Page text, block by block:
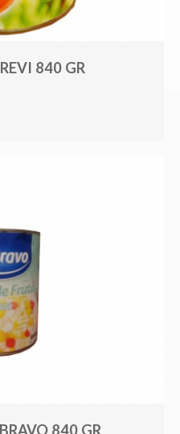
840 GR
840 GR